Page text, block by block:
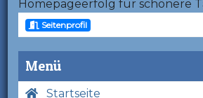
Homepageerfolg für schönere
Seitenprofil
Menü
Startseite